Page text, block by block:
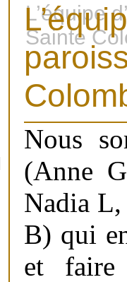
L’équipe
Sainte
Nous
(Anne
Nadia
B) qui
et faire